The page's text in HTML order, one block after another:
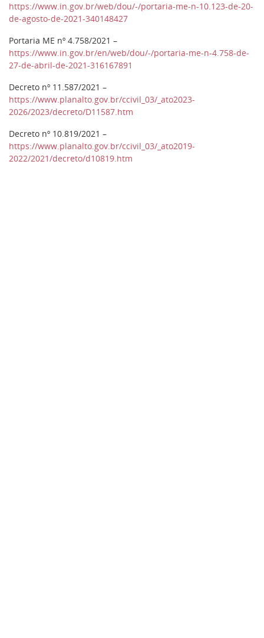
https://www.in.gov.br/web/dou/-/portaria-me-n-10.123-de-20-
de-agosto-de-2021-340148427
Portaria ME nº 4.758/2021 –
https://www.in.gov.br/en/web/dou/-/portaria-me-n-4.758-de-
27-de-abril-de-2021-316167891
Decreto nº 11.587/2021 –
https://www.planalto.gov.br/ccivil_03/_ato2023-
2026/2023/decreto/D11587.htm
Decreto nº 10.819/2021 –
https://www.planalto.gov.br/ccivil_03/_ato2019-
2022/2021/decreto/d10819.htm